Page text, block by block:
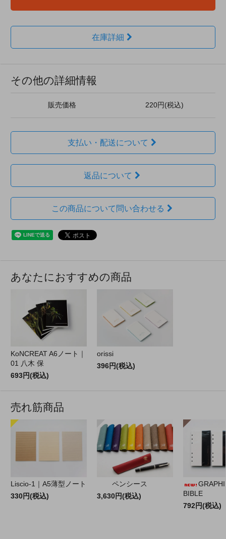
在庫詳細
その他の詳細情報
販売価格 220円(税込)
支払い・配送について
返品について
この商品について問い合わせる
あなたにおすすめの商品
KoNCREAT A6ノート｜
01 八木 保
693円(税込)
orissi
396円(税込)
売れ筋商品
Liscio-1｜A5薄型ノート
330円(税込)
ペンシース
3,630円(税込)
BIBLE
792円(税込)